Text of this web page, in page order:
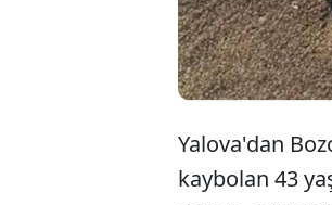
Yalova'dan
kaybolan 43